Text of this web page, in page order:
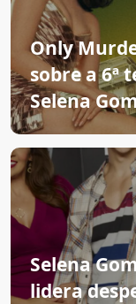
Only
sobre a 6ª
Selena
Selena
lidera